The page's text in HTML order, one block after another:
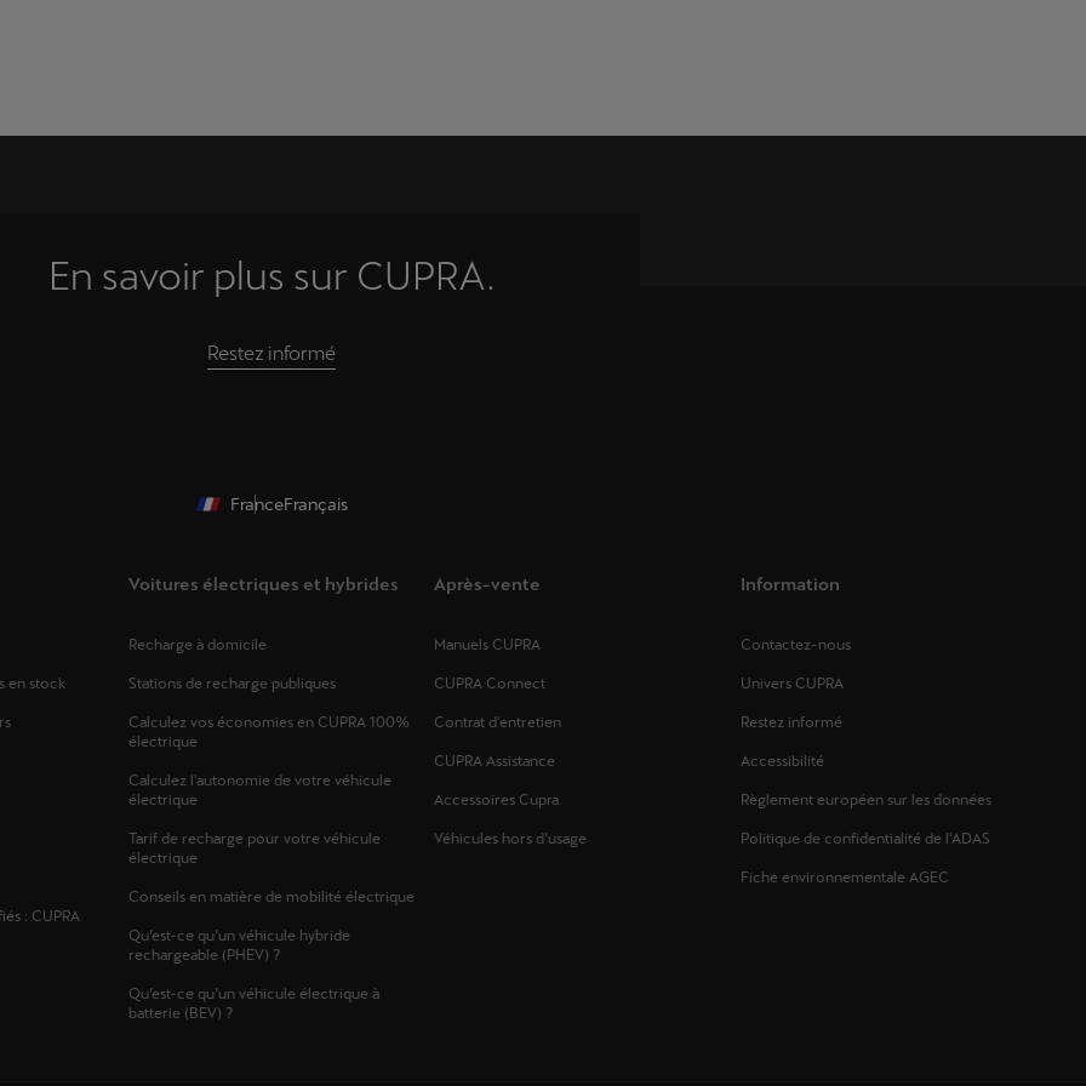
En savoir plus sur CUPRA.
Restez informé
FranceFrançais
en stock
: CUPRA
Voitures électriques et hybrides
Recharge à domicile
Stations de recharge publiques
Calculez vos économies en CUPRA 100%
électrique
Calculez l'autonomie de votre véhicule
électrique
Tarif de recharge pour votre véhicule
électrique
Conseils en matière de mobilité électrique
Qu’est-ce qu’un véhicule hybride
rechargeable (PHEV) ?
Qu’est-ce qu’un véhicule électrique à
batterie (BEV) ?
Après-vente
Manuels CUPRA
CUPRA Connect
Contrat d'entretien
CUPRA Assistance
Accessoires Cupra
Véhicules hors d’usage
Information
Contactez-nous
Univers CUPRA
Restez informé
Accessibilité
Règlement européen sur les données
Politique de confidentialité de l'ADAS
Fiche environnementale AGEC